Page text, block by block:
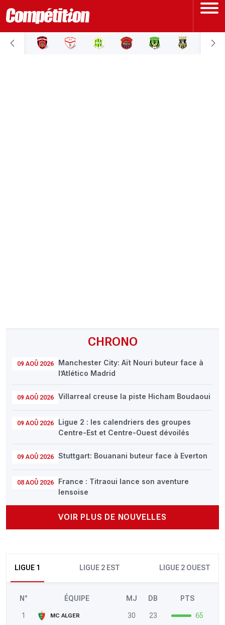
ACCUEIL
CHRONO
09 AOÛ 2026
Manchester City: Aït Nouri buteur face à
l’Atlético Madrid
09 AOÛ 2026 Villarreal creuse la piste Hicham Boudaoui
09 AOÛ 2026
Ligue 2 : les calendriers des groupes
Centre-Est et Centre-Ouest dévoilés
09 AOÛ 2026 Stuttgart: Bouanani buteur face à Everton
08 AOÛ 2026
France : Titraoui lance son aventure
lensoise
VOIR PLUS DE NOUVELLES
LIGUE 1 LIGUE 2 EST LIGUE 2 OUEST
N° ÉQUIPE MJ DB PTS
1 MC ALGER 30 23
65